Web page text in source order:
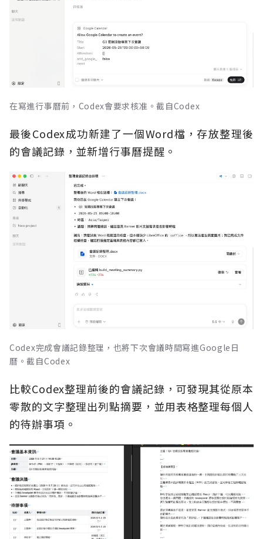
在寫進行事曆前，Codex會要求核准。截自Codex
最後Codex成功新建了一個Word檔，存放整理後
的會議記錄，並新增行事曆提醒。
Codex完成會議記錄整理，也將下次會議時間寫進Google日
曆。截自Codex
比較Codex整理前後的會議記錄，可發現其從原本
零散的文字整理出列點摘要，並用表格整理每個人
的待辦事項。